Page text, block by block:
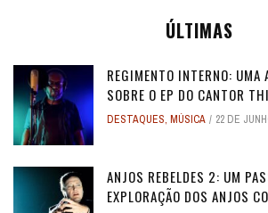
ÚLTIMAS
REGIMENTO INTERNO: UMA
SOBRE O EP DO CANTOR
DESTAQUES, MÚSICA 22 DE
ANJOS REBELDES 2: UM
EXPLORAÇÃO DOS ANJOS